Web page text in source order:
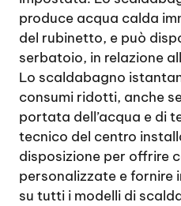
produce acqua calda
del rubinetto, e può
serbatoio, in relazione
Lo scaldabagno
consumi ridotti, anche
portata dell’acqua e di
tecnico del centro
disposizione per offrire
personalizzate e fornire
su tutti i modelli di